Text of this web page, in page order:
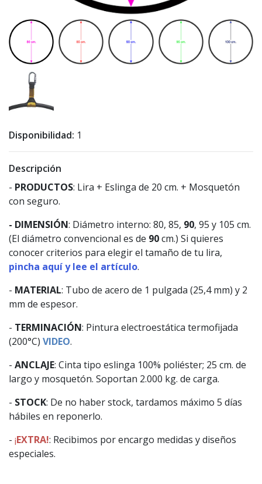
Disponibilidad: 1
Descripción
- PRODUCTOS: Lira + Eslinga de 20 cm. + Mosquetón
con seguro.
- DIMENSIÓN: Diámetro interno: 80, 85, 90, 95 y 105 cm.
(El diámetro convencional es de 90cm.) Si quieres
conocer criterios para elegir el tamaño de tu lira,
pincha aquí y lee el artículo.
- MATERIAL: Tubo de acero de 1 pulgada (25,4 mm) y 2
mm de espesor.
- TERMINACIÓN: Pintura electroestática termofijada
(200°C) VIDEO.
- ANCLAJE: Cinta tipo eslinga 100% poliéster; 25 cm. de
largo y mosquetón. Soportan 2.000 kg. de carga.
- STOCK: De no haber stock, tardamos máximo 5 días
hábiles en reponerlo.
- ¡EXTRA!: Recibimos por encargo medidas y diseños
especiales.